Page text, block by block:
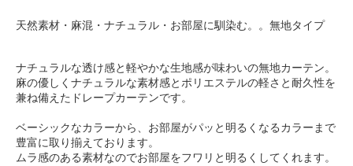
天然素材・麻混・ナチュラル・お部屋に馴染む。。無地タイプ
ナチュラルな透け感と軽やかな生地感が味わいの無地カーテン。
麻の優しくナチュラルな素材感とポリエステルの軽さと耐久性を
兼ね備えたドレープカーテンです。
ベーシックなカラーから、お部屋がパッと明るくなるカラーまで
豊富に取り揃えております。
ムラ感のある素材なのでお部屋をフワリと明るくしてくれます。